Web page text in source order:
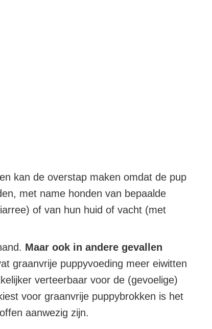
kan de overstap maken omdat de pup
met name honden van bepaalde
of van hun huid of vacht (met
Maar ook in andere gevallen
graanvrije puppyvoeding meer eiwitten
verteerbaar voor de (gevoelige)
voor graanvrije puppybrokken is het
aanwezig zijn.